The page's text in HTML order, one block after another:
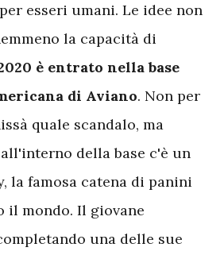
esseri umani. Le idee non
la capacità di
è entrato nella base
di Aviano. Non per
quale scandalo, ma
della base c'è un
la famosa catena di panini
il mondo. Il giovane
una delle sue